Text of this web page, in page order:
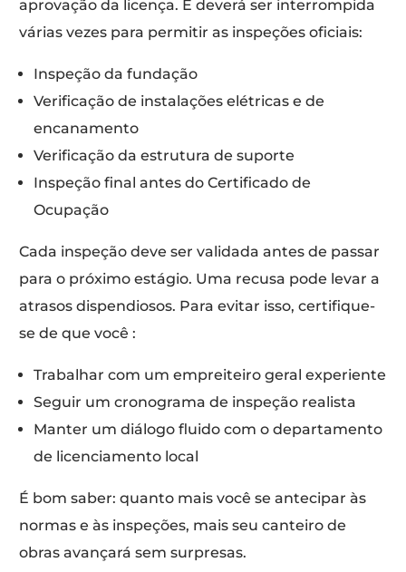
aprovação da licença. E deverá ser interrompida
várias vezes para permitir as inspeções oficiais:
Inspeção da fundação
Verificação de instalações elétricas e de
encanamento
Verificação da estrutura de suporte
Inspeção final antes do Certificado de
Ocupação
Cada inspeção deve ser validada antes de passar
para o próximo estágio. Uma recusa pode levar a
atrasos dispendiosos. Para evitar isso, certifique-
se de que você :
Trabalhar com um empreiteiro geral experiente
Seguir um cronograma de inspeção realista
Manter um diálogo fluido com o departamento
de licenciamento local
É bom saber: quanto mais você se antecipar às
normas e às inspeções, mais seu canteiro de
obras avançará sem surpresas.